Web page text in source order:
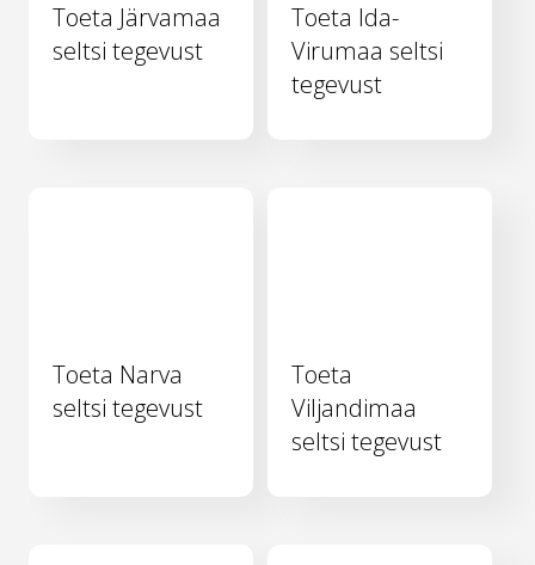
Toeta Järvamaa
seltsi tegevust
Toeta Ida-
Virumaa seltsi
tegevust
Toeta Narva
seltsi tegevust
Toeta
Viljandimaa
seltsi tegevust